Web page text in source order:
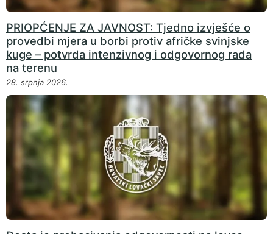
PRIOPĆENJE ZA JAVNOST: Tjedno izvješće o
provedbi mjera u borbi protiv afričke svinjske
kuge – potvrda intenzivnog i odgovornog rada
na terenu
28. srpnja 2026.